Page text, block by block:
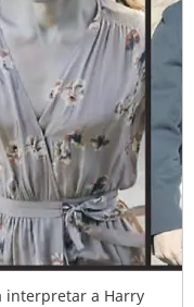
interpretar a Harry